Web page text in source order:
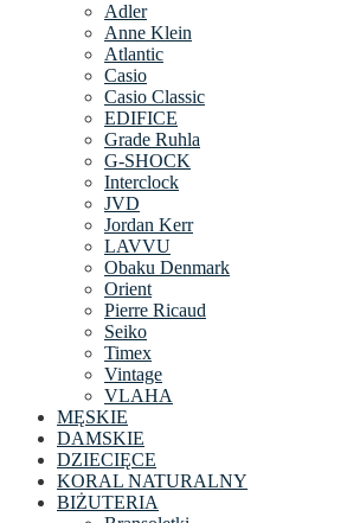
Adler
Anne Klein
Atlantic
Casio
Casio Classic
EDIFICE
Grade Ruhla
G-SHOCK
Interclock
JVD
Jordan Kerr
LAVVU
Obaku Denmark
Orient
Pierre Ricaud
Seiko
Timex
Vintage
VLAHA
MĘSKIE
DAMSKIE
DZIECIĘCE
KORAL NATURALNY
BIŻUTERIA